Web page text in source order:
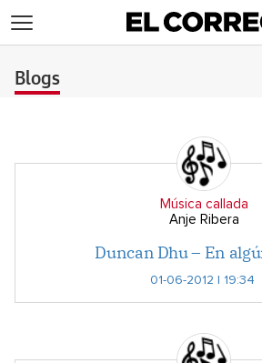
Blogs
Música callada
Anje Ribera
Duncan Dhu – En
01-06-2012 | 19:34